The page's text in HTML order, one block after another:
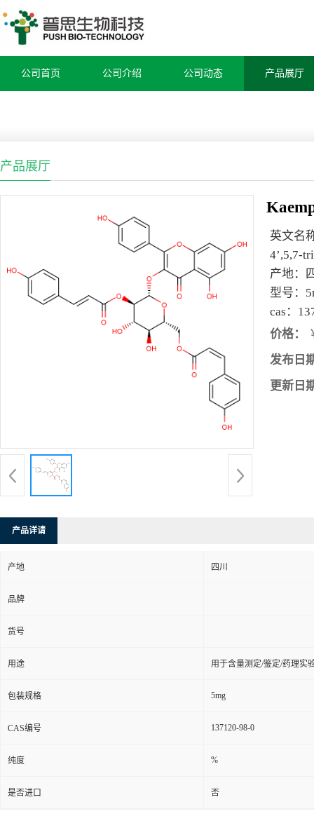
公司首页 公司介绍 公司动态 产品展厅
产品展厅
英文名
4’,5,7-
产地：
型号：
cas：
价格：
发布日
更新日
产品详请
产地 四川
品牌
货号
用途 用于含量测定/鉴定/药理实
包装规格 5mg
CAS编号 137120-98-0
纯度 %
是否进口 否